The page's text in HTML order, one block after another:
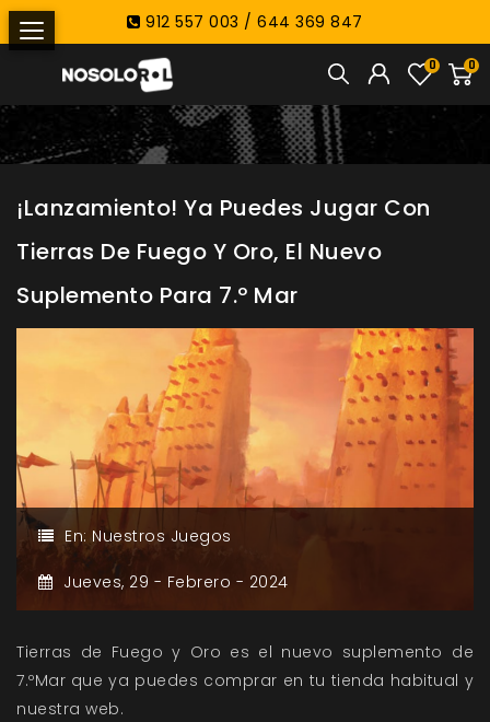
912 557 003 / 644 369 847
0
0
¡Lanzamiento! Ya Puedes Jugar Con
Tierras De Fuego Y Oro, El Nuevo
Suplemento Para 7.º Mar
En: Nuestros Juegos
Jueves, 29 - Febrero - 2024
Tierras de Fuego y Oro es el nuevo suplemento de
7.ºMar que ya puedes comprar en tu tienda habitual y
nuestra web.